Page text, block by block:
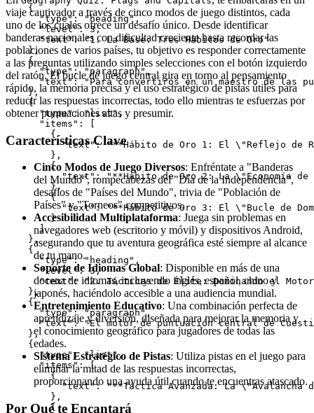
viaje cautivador a través de cinco modos de juego distintos, cada
uno de los cuales ofrece un desafío único. Desde identificar
banderas nacionales con dificultad creciente hasta recordar las
poblaciones de varios países, tu objetivo es responder correctamente
a las preguntas utilizando simples selecciones con el botón izquierdo
del ratón. El bucle de juego central gira en torno al pensamiento
rápido, la memoria precisa y el uso estratégico de pistas útiles para
reducir las respuestas incorrectas, todo ello mientras te esfuerzas por
obtener puntuaciones altas y presumir.
Características Clave
Cinco Modos de Juego Diversos: Enfréntate a "Banderas
del Mundo", rompecabezas del "Día de la Independencia",
desafíos de "Países del Mundo", trivia de "Población de
Países" y "Torneos" competitivos.
Accesibilidad Multiplataforma: Juega sin problemas en
navegadores web (escritorio y móvil) y dispositivos Android,
asegurando que tu aventura geográfica esté siempre al alcance
de tu mano.
Soporte de Idiomas Global: Disponible en más de una
docena de idiomas, incluyendo inglés, español, chino y
japonés, haciéndolo accesible a una audiencia mundial.
Entretenimiento Educativo: Una combinación perfecta de
aprendizaje y diversión, diseñada para mejorar la memoria y
el conocimiento geográfico para jugadores de todas las
edades.
Sistema Estratégico de Pistas: Utiliza pistas en el juego para
eliminar la mitad de las respuestas incorrectas,
proporcionando una ayuda útil cuando te encuentras atascado.
Por Qué te Encantará
    {
      "type": "heading",
      "level": 3,
      "text": "1. La Base: Tres Hábitos de Oro"
    },
    {
      "type": "paragraph",
"text": "Para convertiros en un maestro de las
    },
    {
      "type": "list",
      "items": [
        {
"text": "**Hábito de Oro 1: El \"Reflejo de
        },
        {
"text": "**Hábito de Oro 2: La \"Economía
        },
        {
"text": "**Hábito de Oro 3: El \"Bucle de
        }
      ]
    },
    {
      "type": "heading",
      "level": 3,
"text": "2. Tácticas de Élite: Dominando el
    },
    {
      "type": "paragraph",
"text": "El motor de puntuación central de
    },
    {
      "type": "list",
      "items": [
        {
"text": "**Táctica Avanzada: La \"Avalancha
        },
        {